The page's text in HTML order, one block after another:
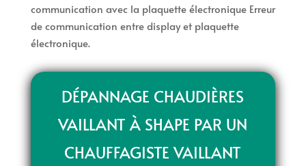
communication avec la plaquette électronique Erreur
de communication entre display et plaquette
électronique.
DÉPANNAGE CHAUDIÈRES
VAILLANT À SHAPE PAR UN
CHAUFFAGISTE VAILLANT